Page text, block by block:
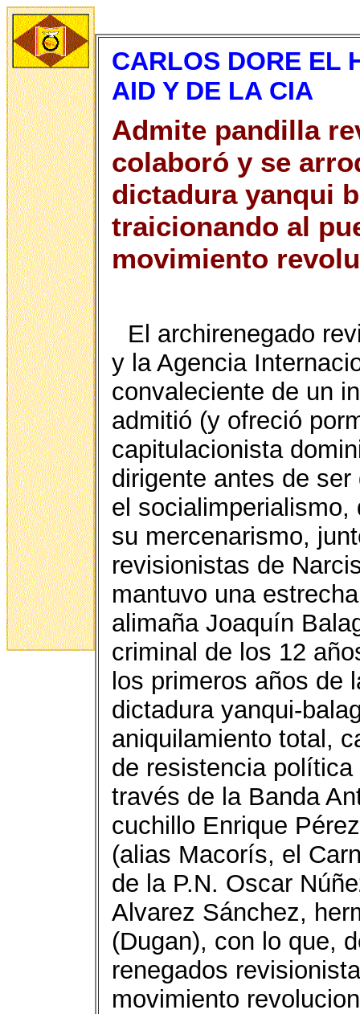
CARLOS DORE EL
AID Y DE LA CIA
Admite pandilla
colaboró y se
dictadura yanqui
traicionando al
movimiento
El archirenegado
y la Agencia
convaleciente de un
admitió (y ofreció
capitulacionista
dirigente antes de
el socialimperialismo,
su mercenarismo,
revisionistas de
mantuvo una
alimaña Joaquín
criminal de los 12
los primeros años de
dictadura yanqui-
aniquilamiento total,
de resistencia
través de la Banda
cuchillo Enrique
(alias Macorís, el
de la P.N. Oscar
Alvarez Sánchez,
(Dugan), con lo que,
renegados
movimiento